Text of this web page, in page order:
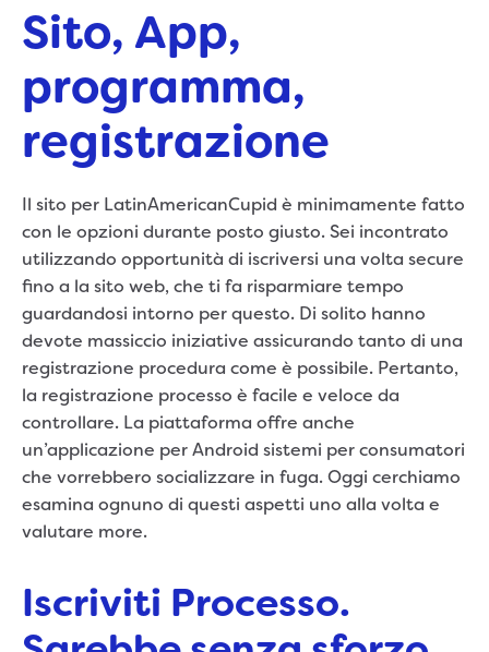
Sito, App,
programma,
registrazione
Il sito per LatinAmericanCupid è minimamente fatto
con le opzioni durante posto giusto. Sei incontrato
utilizzando opportunità di iscriversi una volta secure
fino a la sito web, che ti fa risparmiare tempo
guardandosi intorno per questo. Di solito hanno
devote massiccio iniziative assicurando tanto di una
registrazione procedura come è possibile. Pertanto,
la registrazione processo è facile e veloce da
controllare. La piattaforma offre anche
un’applicazione per Android sistemi per consumatori
che vorrebbero socializzare in fuga. Oggi cerchiamo
esamina ognuno di questi aspetti uno alla volta e
valutare more.
Iscriviti Processo.